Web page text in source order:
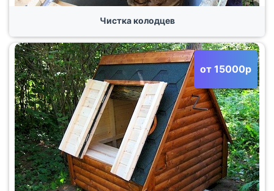
Чистка колодцев
от 15000р